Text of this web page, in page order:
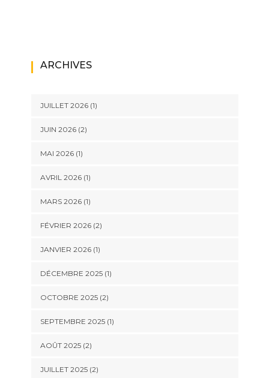
ARCHIVES
JUILLET 2026(1)
JUIN 2026(2)
MAI 2026(1)
AVRIL 2026(1)
MARS 2026(1)
FÉVRIER 2026(2)
JANVIER 2026(1)
DÉCEMBRE 2025(1)
OCTOBRE 2025(2)
SEPTEMBRE 2025(1)
AOÛT 2025(2)
JUILLET 2025(2)